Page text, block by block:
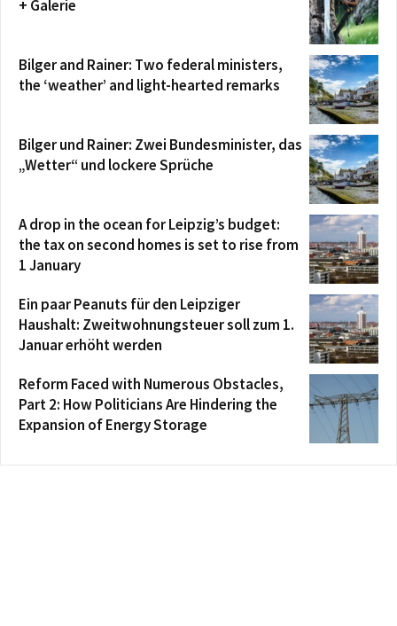
+ Galerie
Bilger and Rainer: Two federal ministers,
the ‘weather’ and light-hearted remarks
Bilger und Rainer: Zwei Bundesminister, das
„Wetter“ und lockere Sprüche
A drop in the ocean for Leipzig’s budget:
the tax on second homes is set to rise from
1 January
Ein paar Peanuts für den Leipziger
Haushalt: Zweitwohnungsteuer soll zum 1.
Januar erhöht werden
Reform Faced with Numerous Obstacles,
Part 2: How Politicians Are Hindering the
Expansion of Energy Storage